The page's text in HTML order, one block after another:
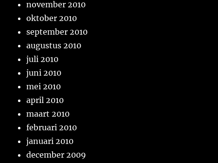
november 2010
oktober 2010
september 2010
augustus 2010
juli 2010
juni 2010
mei 2010
april 2010
maart 2010
februari 2010
januari 2010
december 2009